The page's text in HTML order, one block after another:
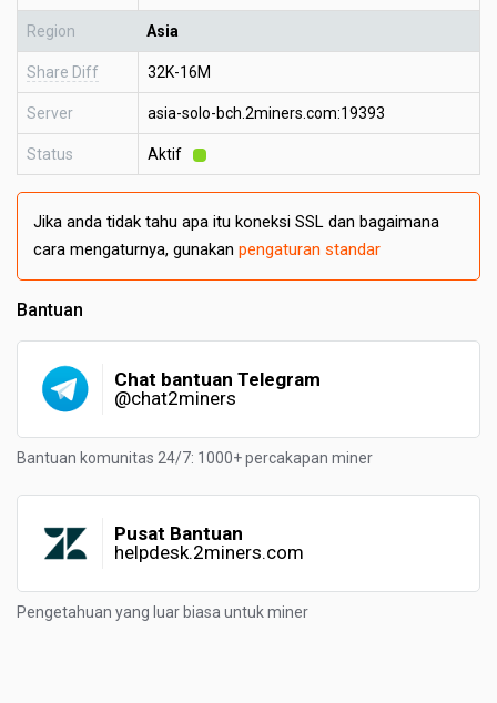
Region Asia
Share Diff 32K-16M
Server asia-solo-bch.2miners.com:19393
Status Aktif
Jika anda tidak tahu apa itu koneksi SSL dan bagaimana
cara mengaturnya, gunakan pengaturan standar
Bantuan
Chat bantuan Telegram
@chat2miners
Bantuan komunitas 24/7: 1000+ percakapan miner
Pusat Bantuan
helpdesk.2miners.com
Pengetahuan yang luar biasa untuk miner